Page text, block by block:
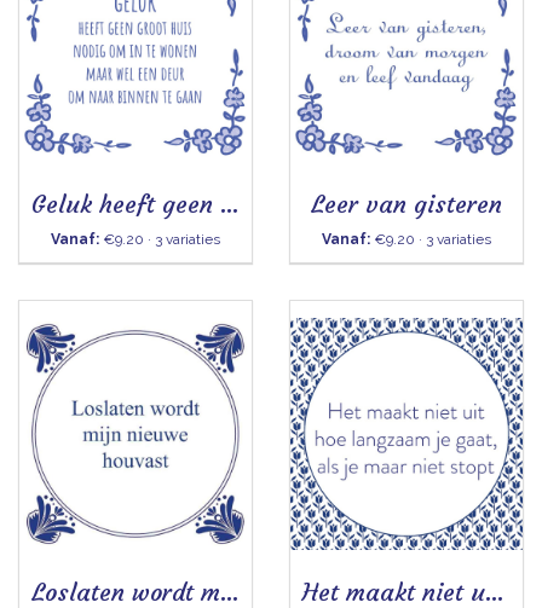
Geluk heeft geen groot huis nodig
Vanaf: €9.20 · 3 variaties
Leer van gisteren
Vanaf: €9.20 · 3 variaties
Loslaten wordt mijn nieuwe houvast Het maakt niet uit hoe langzaam je gaat